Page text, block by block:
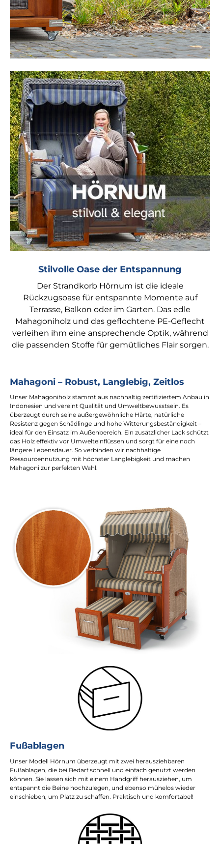
Stilvolle Oase der Entspannung
Der Strandkorb Hörnum ist die ideale
Rückzugsoase für entspannte Momente auf
Terrasse, Balkon oder im Garten. Das edle
Mahagoniholz und das geflochtene PE-Geflecht
verleihen ihm eine ansprechende Optik, während
die passenden Stoffe für gemütliches Flair sorgen.
Mahagoni – Robust, Langlebig, Zeitlos
Unser Mahagoniholz stammt aus nachhaltig zertifiziertem Anbau in
Indonesien und vereint Qualität und Umweltbewusstsein. Es
überzeugt durch seine außergewöhnliche Härte, natürliche
Resistenz gegen Schädlinge und hohe Witterungsbeständigkeit –
ideal für den Einsatz im Außenbereich. Ein zusätzlicher Lack schützt
das Holz effektiv vor Umwelteinflüssen und sorgt für eine noch
längere Lebensdauer. So verbinden wir nachhaltige
Ressourcennutzung mit höchster Langlebigkeit und machen
Mahagoni zur perfekten Wahl.
Fußablagen
Unser Modell Hörnum überzeugt mit zwei herausziehbaren
Fußablagen, die bei Bedarf schnell und einfach genutzt werden
können. Sie lassen sich mit einem Handgriff herausziehen, um
entspannt die Beine hochzulegen, und ebenso mühelos wieder
einschieben, um Platz zu schaffen. Praktisch und komfortabel!